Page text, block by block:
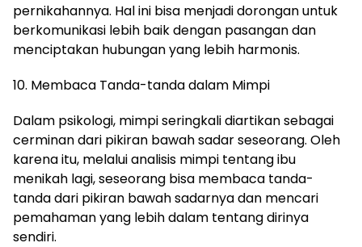
pernikahannya. Hal ini bisa menjadi dorongan untuk
berkomunikasi lebih baik dengan pasangan dan
menciptakan hubungan yang lebih harmonis.
10. Membaca Tanda-tanda dalam Mimpi
Dalam psikologi, mimpi seringkali diartikan sebagai
cerminan dari pikiran bawah sadar seseorang. Oleh
karena itu, melalui analisis mimpi tentang ibu
menikah lagi, seseorang bisa membaca tanda-
tanda dari pikiran bawah sadarnya dan mencari
pemahaman yang lebih dalam tentang dirinya
sendiri.